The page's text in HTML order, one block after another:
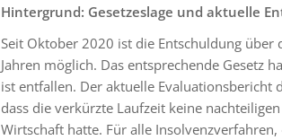
Hintergrund: Gesetzeslage und aktuelle
Seit Oktober 2020 ist die Entschuldung
Jahren möglich. Das entsprechende Gesetz
ist entfallen. Der aktuelle Evaluationsbericht
dass die verkürzte Laufzeit keine
Wirtschaft hatte. Für alle